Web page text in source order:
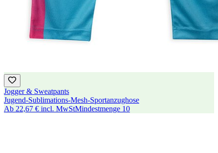
Jogger & Sweatpants
Jugend-Sublimations-Mesh-Sportanzughose
Ab 22,67 € incl. MwStMindestmenge 10